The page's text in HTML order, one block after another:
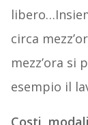
circa
mezz’ora si
esempio il